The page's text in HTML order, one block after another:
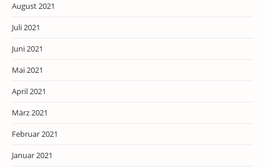
August 2021
Juli 2021
Juni 2021
Mai 2021
April 2021
März 2021
Februar 2021
Januar 2021